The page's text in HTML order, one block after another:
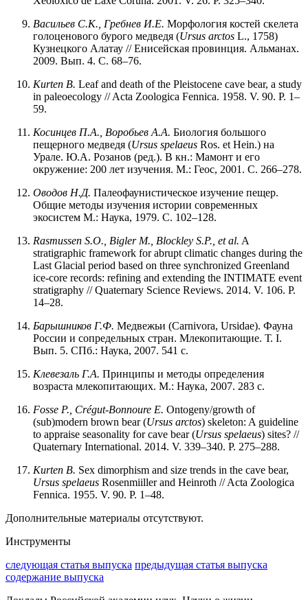
Васильев С.К., Гребнев И.Е. Морфология костей скелета
голоценового бурого медведя (Ursus arctos L., 1758)
Кузнецкого Алатау // Енисейская провинция. Альманах.
2009. Вып. 4. С. 68–76.
Kurten B. Leaf and death of the Pleistocene cave bear, a study
in paleoecology // Acta Zoologica Fennica. 1958. V. 90. P. 1–
59.
Косинцев П.А., Воробьев А.А. Биология большого
пещерного медведя (Ursus spelaeus Ros. et Hein.) на
Урале. Ю.А. Розанов (ред.). В кн.: Мамонт и его
окружение: 200 лет изучения. М.: Геос, 2001. С. 266–278.
Оводов Н.Д. Палеофаунистическое изучение пещер.
Общие методы изучения истории современных
экосистем М.: Наука, 1979. С. 102–128.
Rasmussen S.O., Bigler M., Blockley S.P., et al. A
stratigraphic framework for abrupt climatic changes during the
Last Glacial period based on three synchronized Greenland
ice-core records: refining and extending the INTIMATE event
stratigraphy // Quaternary Science Reviews. 2014. V. 106. P.
14–28.
Барышников Г.Ф. Медвежьи (Carnivora, Ursidae). Фауна
России и сопредельных стран. Млекопитающие. Т. I.
Вып. 5. СПб.: Наука, 2007. 541 с.
Клевезаль Г.А. Принципы и методы определения
возраста млекопитающих. М.: Наука, 2007. 283 с.
Fosse P., Crégut-Bonnoure E. Ontogeny/growth of
(sub)modern brown bear (Ursus arctos) skeleton: A guideline
to appraise seasonality for cave bear (Ursus spelaeus) sites? //
Quaternary International. 2014. V. 339–340. P. 275–288.
Kurten B. Sex dimorphism and size trends in the cave bear,
Ursus spelaeus Rosenmiiller and Heinroth // Acta Zoologica
Fennica. 1955. V. 90. P. 1–48.
Дополнительные материалы отсутствуют.
Инструменты
следующая статья выпуска предыдущая статья выпуска
содержание выпуска